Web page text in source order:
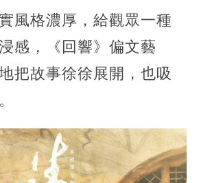
風格濃厚，給觀眾一種
感，《回響》偏文藝
把故事徐徐展開，也吸